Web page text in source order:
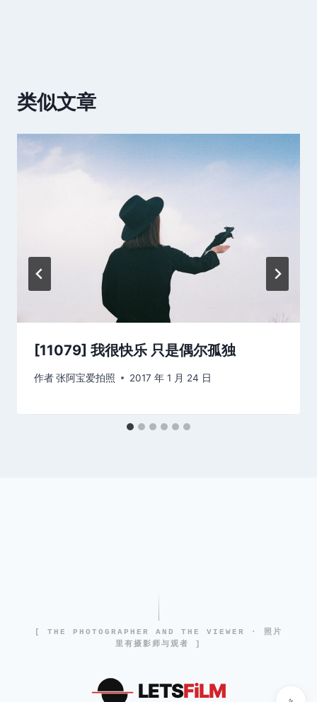
类似文章
[11079] 我很快乐 只是偶尔孤独
作者张阿宝爱拍照 2017 年 1 月 24 日
[ THE PHOTOGRAPHER AND THE VIEWER · 照片
里有摄影师与观者 ]
LETSFiLM